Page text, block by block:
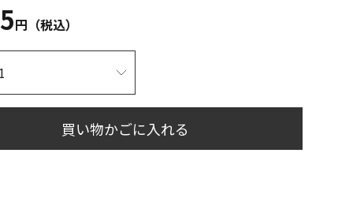
円（税込）
買い物かごに入れる